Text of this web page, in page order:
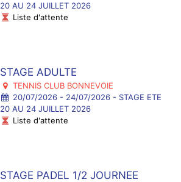
20 AU 24 JUILLET 2026
Liste d'attente
STAGE ADULTE
TENNIS CLUB BONNEVOIE
20/07/2026 - 24/07/2026 - STAGE ETE
20 AU 24 JUILLET 2026
Liste d'attente
STAGE PADEL 1/2 JOURNEE